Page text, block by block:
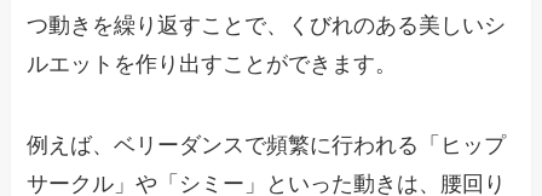
つ動きを繰り返すことで、くびれのある美しいシ
ルエットを作り出すことができます。
例えば、ベリーダンスで頻繁に行われる「ヒップ
サークル」や「シミー」といった動きは、腰回り